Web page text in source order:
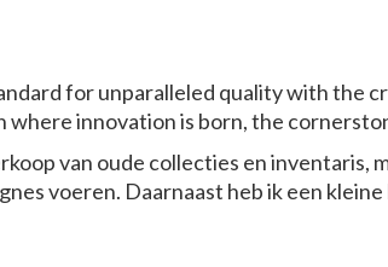
for unparalleled quality with the
innovation is born, the
van oude collecties en inventaris,
voeren. Daarnaast heb ik een